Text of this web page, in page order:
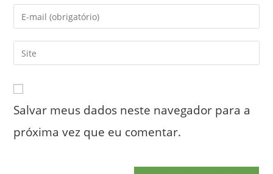
nome
ou
nome
de
para
Digite
seu
endereço
de
mail
para
Digite
o
do
seu
(opcional)
Salvar meus dados neste navegador para a
próxima vez que eu comentar.